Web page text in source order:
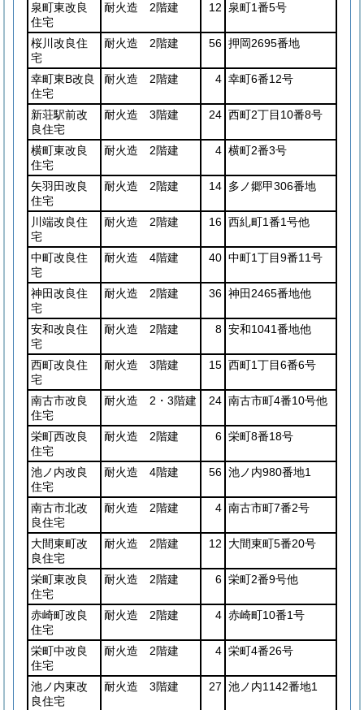
泉町東改良
住宅
耐火造 2階建 12 泉町1番5号
桜川改良住
宅
耐火造 2階建 56 押岡2695番地
幸町東B改良
住宅
耐火造 2階建 4 幸町6番12号
新荘駅前改
良住宅
耐火造 3階建 24 西町2丁目10番8号
横町東改良
住宅
耐火造 2階建 4 横町2番3号
矢羽田改良
住宅
耐火造 2階建 14 多ノ郷甲306番地
川端改良住
宅
耐火造 2階建 16 西糺町1番1号他
中町改良住
宅
耐火造 4階建 40 中町1丁目9番11号
神田改良住
宅
耐火造 2階建 36 神田2465番地他
安和改良住
宅
耐火造 2階建 8 安和1041番地他
西町改良住
宅
耐火造 3階建 15 西町1丁目6番6号
南古市改良
住宅
耐火造 2・3階建 24 南古市町4番10号他
栄町西改良
住宅
耐火造 2階建 6 栄町8番18号
池ノ内改良
住宅
耐火造 4階建 56 池ノ内980番地1
南古市北改
良住宅
耐火造 2階建 4 南古市町7番2号
大間東町改
良住宅
耐火造 2階建 12 大間東町5番20号
栄町東改良
住宅
耐火造 2階建 6 栄町2番9号他
赤崎町改良
住宅
耐火造 2階建 4 赤崎町10番1号
栄町中改良
住宅
耐火造 2階建 4 栄町4番26号
池ノ内東改
良住宅
耐火造 3階建 27 池ノ内1142番地1